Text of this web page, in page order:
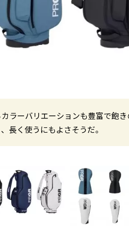
カラーバリエーションも豊富で飽
長く使うにもよさそうだ。